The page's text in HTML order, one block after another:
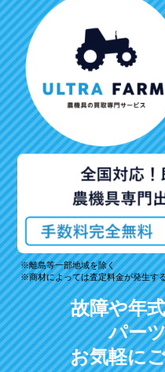
離島等一部地域を除く
商材によっては査定料金が発生す
故障や年
パー
お気軽に